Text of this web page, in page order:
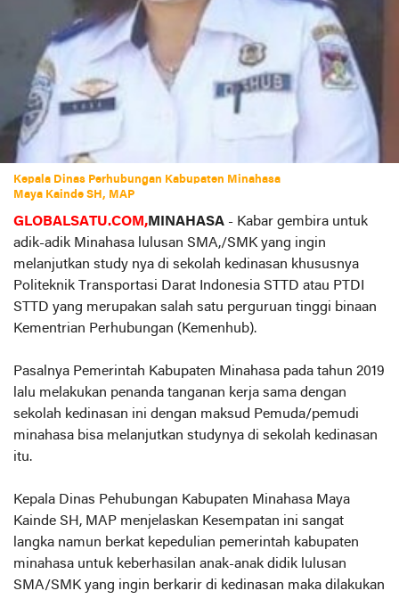
Kepala Dinas Perhubungan Kabupaten Minahasa
Maya Kainde SH, MAP
GLOBALSATU.COM,MINAHASA - Kabar gembira untuk
adik-adik Minahasa lulusan SMA,/SMK yang ingin
melanjutkan study nya di sekolah kedinasan khususnya
Politeknik Transportasi Darat Indonesia STTD atau PTDI
STTD yang merupakan salah satu perguruan tinggi binaan
Kementrian Perhubungan (Kemenhub).
Pasalnya Pemerintah Kabupaten Minahasa pada tahun 2019
lalu melakukan penanda tanganan kerja sama dengan
sekolah kedinasan ini dengan maksud Pemuda/pemudi
minahasa bisa melanjutkan studynya di sekolah kedinasan
itu.
Kepala Dinas Pehubungan Kabupaten Minahasa Maya
Kainde SH, MAP menjelaskan Kesempatan ini sangat
langka namun berkat kepedulian pemerintah kabupaten
minahasa untuk keberhasilan anak-anak didik lulusan
SMA/SMK yang ingin berkarir di kedinasan maka dilakukan